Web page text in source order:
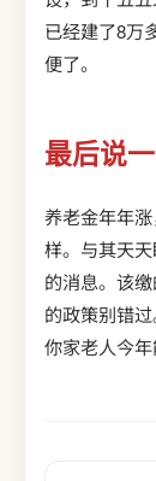
已经建了8万
便了。
最后说
养老金年年
样。与其天
的消息。该
的政策别错过
你家老人今